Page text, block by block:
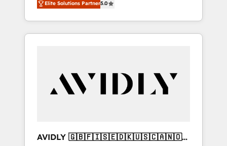
accredited HubSpot Solutions Partner, we
specialize in both strategic RevOps planning
and hands-on technical execution - building
Services - Managed IT (MSP) - Franchises -
Professional Services - And more! How we
Custom integrations and workflow
Elite Solutions Partner5.0
AVIDLY 🇬🇧🇫🇮🇸🇪🇩🇰🇺🇸🇨🇦🇳🇴